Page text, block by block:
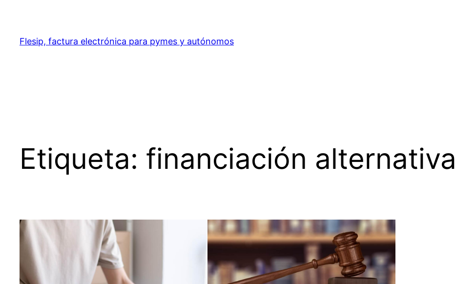
contenido
Flesip, factura electrónica para pymes y autónomos
Etiqueta: financiación alternativa